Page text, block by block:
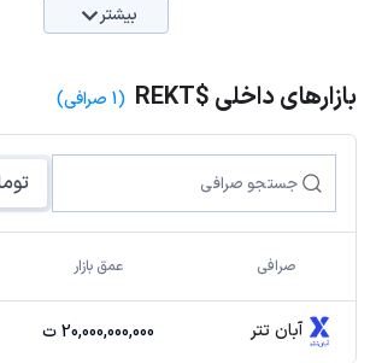
بیشتر
بازارهای داخلی $REKT (1 صرافی)
صرافی عمق بازار
آبان تتر 20,000,000,000 ت